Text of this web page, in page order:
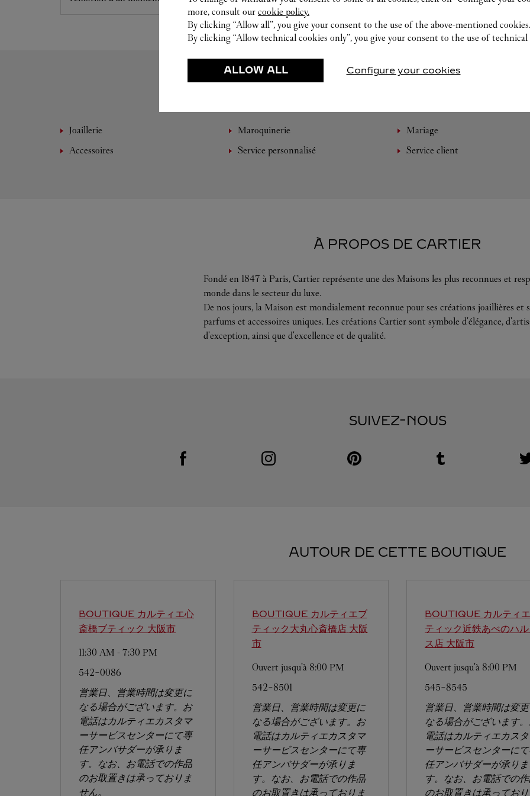
Joaillerie Maroquinerie Mariage
Accessoires
Service personnalisé Service client
À PROPOS DE CARTIER
Fondé en 1847 à Paris, Cartier représente une des Maisons les plus reconnues et
monde dans le secteur du luxe.
De nos jours, la Maison est mondialement reconnue pour ses créations joaillières et
parfums et accessoires uniques. Les créations Cartier sont symbole d'élégance,
d'exception, ainsi que d'excellence et de qualité.
SUIVEZ-NOUS
Visit us on Facebook
Link Opens in New Tab Visit us on Instagram
Link Opens in New Tab Visit us on Pinterest
Link Opens in New Tab Visit us on Tumblr
Link Opens in New Tab
AUTOUR DE CETTE BOUTIQUE
BOUTIQUE カルティエ心
斎橋ブティック 大阪市
11:30 AM - 7:30 PM
542-0086
営業日、営業時間は変更に
なる場合がございます。お
電話はカルティエカスタマ
ーサービスセンターにて専
任アンバサダーが承りま
す。なお、お電話での作品
のお取置きは承っておりま
せん。
BOUTIQUE カルティエブ
ティック大丸心斎橋店 大阪
市
Ouvert jusqu'à 8:00 PM
542-8501
営業日、営業時間は変更に
なる場合がございます。お
電話はカルティエカスタマ
ーサービスセンターにて専
任アンバサダーが承りま
す。なお、お電話での作品
のお取置きは承っておりま
BOUTIQUE カルティ
ティック近鉄あべのハル
ス店 大阪市
Ouvert jusqu'à 8:00 PM
545-8545
営業日、営業時間は変
なる場合がございます
電話はカルティエカス
ーサービスセンターに
任アンバサダーが承りま
す。なお、お電話での
のお取置きは承っており
more, consult our cookie policy.
By clicking “Allow all”, you give your consent to the use of the above-mentioned cookies.
By clicking “Allow technical cookies only”, you give your consent to the use of technical
ALLOW ALL Configure your cookies